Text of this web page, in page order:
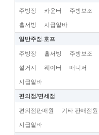
주방장 카운터 주방보조
홀서빙 시급알바
일반주점.호프
주방장 홀서빙 주방보조
설거지 웨이터 매니저
시급알바
편의점/면세점
편의점판매원 기타 판매점원
시급알바